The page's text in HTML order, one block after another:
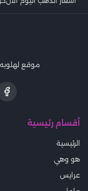
موقع
أقسام رئيسية
الرئيسية
هو وهي
عرايس